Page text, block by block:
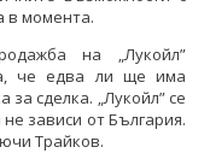
в момента.
на „Лукойл”
че едва ли ще има
за сделка. „Лукойл” се
зависи от България.
Трайков.